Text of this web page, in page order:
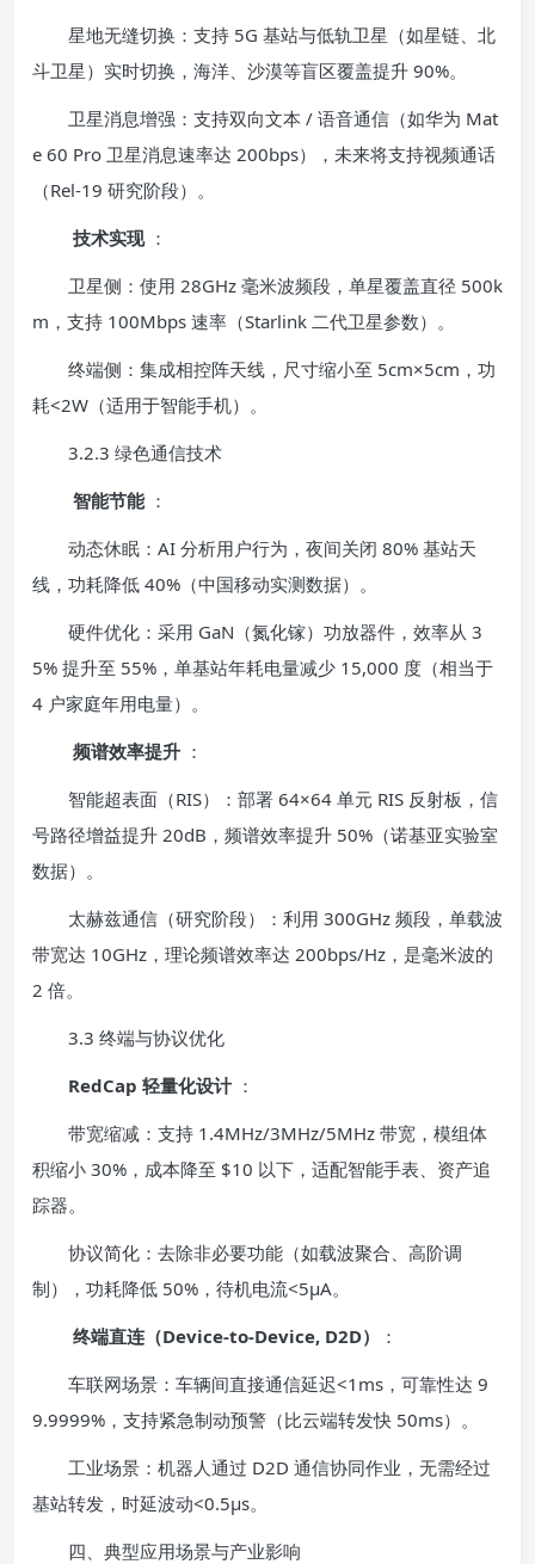
星地无缝切换：支持 5G 基站与低轨卫星（如星链、北
斗卫星）实时切换，海洋、沙漠等盲区覆盖提升 90%。
卫星消息增强：支持双向文本 / 语音通信（如华为 Mat
e 60 Pro 卫星消息速率达 200bps），未来将支持视频通话
（Rel-19 研究阶段）。
技术实现 ：
卫星侧：使用 28GHz 毫米波频段，单星覆盖直径 500k
m，支持 100Mbps 速率（Starlink 二代卫星参数）。
终端侧：集成相控阵天线，尺寸缩小至 5cm×5cm，功
耗<2W（适用于智能手机）。
3.2.3 绿色通信技术
智能节能 ：
动态休眠：AI 分析用户行为，夜间关闭 80% 基站天
线，功耗降低 40%（中国移动实测数据）。
硬件优化：采用 GaN（氮化镓）功放器件，效率从 3
5% 提升至 55%，单基站年耗电量减少 15,000 度（相当于
4 户家庭年用电量）。
频谱效率提升 ：
智能超表面（RIS）：部署 64×64 单元 RIS 反射板，信
号路径增益提升 20dB，频谱效率提升 50%（诺基亚实验室
数据）。
太赫兹通信（研究阶段）：利用 300GHz 频段，单载波
带宽达 10GHz，理论频谱效率达 200bps/Hz，是毫米波的
2 倍。
3.3 终端与协议优化
RedCap 轻量化设计 ：
带宽缩减：支持 1.4MHz/3MHz/5MHz 带宽，模组体
积缩小 30%，成本降至 $10 以下，适配智能手表、资产追
踪器。
协议简化：去除非必要功能（如载波聚合、高阶调
制），功耗降低 50%，待机电流<5μA。
终端直连（Device-to-Device, D2D）
：
车联网场景：车辆间直接通信延迟<1ms，可靠性达 9
9.9999%，支持紧急制动预警（比云端转发快 50ms）。
工业场景：机器人通过 D2D 通信协同作业，无需经过
基站转发，时延波动<0.5μs。
四、典型应用场景与产业影响